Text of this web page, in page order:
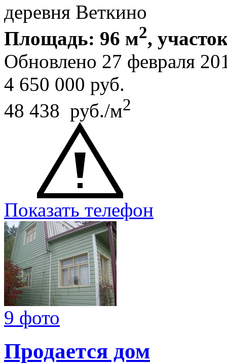
деревня Веткино
Площадь: 96 м2,
Обновлено 27 февраля
4 650 000 руб.
48 438 руб./м2
Показать телефон
9 фото
Продается дом